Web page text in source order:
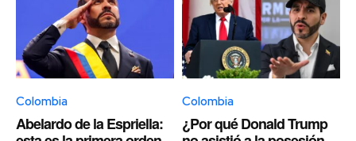
Colombia
Abelardo de la Espriella:
Colombia
¿Por qué Donald Trump